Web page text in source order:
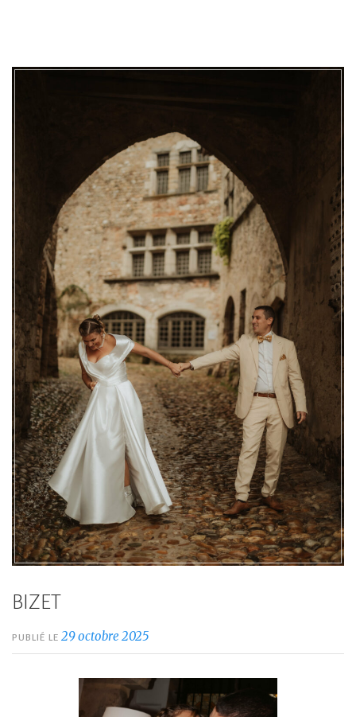
BIZET
PUBLIÉ LE 29 octobre 2025